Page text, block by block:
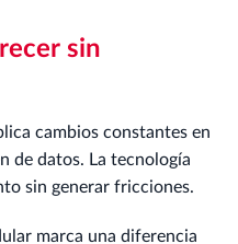
sin
cambios constantes en
de datos. La tecnología
sin generar fricciones.
marca una diferencia